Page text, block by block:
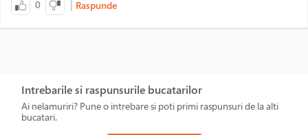
0 | Raspunde
Intrebarile si raspunsurile bucatarilor
Ai nelamuriri? Pune o intrebare si poti primi raspunsuri de la alti
bucatari.